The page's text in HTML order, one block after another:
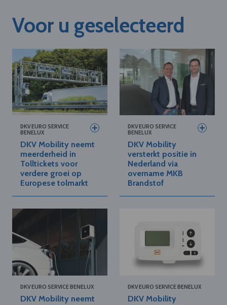
Voor u geselecteerd
DKV EURO SERVICE
BENELUX
DKV Mobility neemt
meerderheid in
Tolltickets voor
verdere groei op
Europese tolmarkt
DKV EURO SERVICE
BENELUX
DKV Mobility
versterkt positie in
Nederland via
overname MKB
Brandstof
DKV EURO SERVICE BENELUX
DKV Mobility neemt
DKV EURO SERVICE BENELUX
DKV Mobility